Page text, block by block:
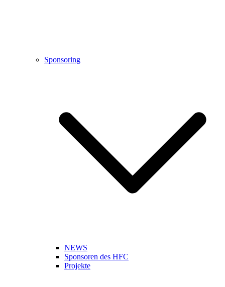
Sponsoring
NEWS
Sponsoren des HFC
Projekte